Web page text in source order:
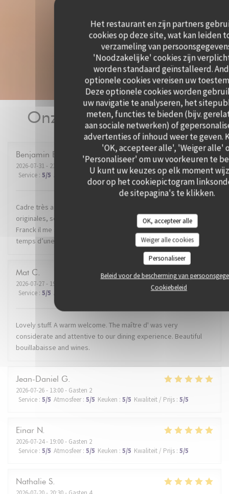
Het restaurant en zijn partners
cookies op deze site, wat kan leiden
verzameling van
'Noodzakelijke' cookies zijn
worden standaard geïnstalleerd.
optionele cookies vereisen uw
Deze optionele cookies worden
uw navigatie te analyseren, het
meten, functies te bieden (bijv.
aan sociale netwerken) of
advertenties of inhoud weer te geven.
'OK, accepteer alle', 'Weiger alle'
'Personaliseer' om uw voorkeuren te
U kunt uw keuzes op elk moment
door op het cookiepictogram
de sitepagina's te klikken.
OK, accepteer alle
Weiger alle cookies
Personaliseer
Beleid voor de bescherming van
Cookiebeleid
Onze gastbeoordelingen
Benjamin B
2026-07-31- 21:00 - Gasten 2
Service : 5/5 Atmosfeer /5 Keuken:5/5 Kwaliteit / Prijs:5/5
Cadre très agréable dans un super quartier de Lille. Recettes
originales, service impeccable. Mention spéciale au dénommé
Franck il me semble, qui nous a conseillé et servi avec brio le
temps d’une soirée. Je recommande.
Mat C
2026-07-27- 19:30 - Gasten 2
Service : 5/5 Atmosfeer Kwaliteit / Prijs:5/5
Lovely stuff. A warm welcome. The maître d' was very
considerate and attentive to our dining experience. Beautiful
bouillabaisse and wines.
Jean-Daniel G
2026-07-26- 13:00 - Gasten 2
Service : 5/5 Atmosfeer : 5/5 Keuken : 5/5 Kwaliteit / Prijs : 5/5
Einar N
2026-07-24- 19:00 - Gasten 2
Service : 5/5 Atmosfeer : 5/5 Keuken : 5/5 Kwaliteit / Prijs : 5/5
Nathalie S